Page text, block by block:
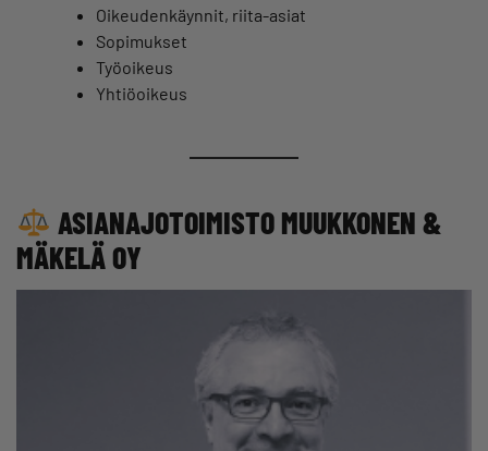
Oikeudenkäynnit, riita-asiat
Sopimukset
Työoikeus
Yhtiöoikeus
ASIANAJOTOIMISTO MUUKKONEN &
MÄKELÄ OY